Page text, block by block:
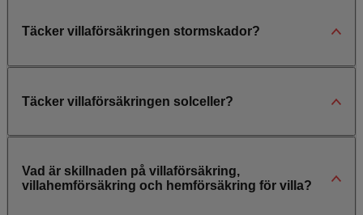
Täcker villaförsäkringen stormskador?
Täcker villaförsäkringen solceller?
Vad är skillnaden på villaförsäkring,
villahemförsäkring och hemförsäkring för villa?